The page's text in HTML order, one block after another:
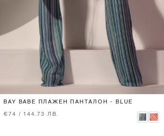
BAY BABE ПЛАЖЕН ПАНТАЛОН - BLUE
€74 / 144.73 ЛВ.